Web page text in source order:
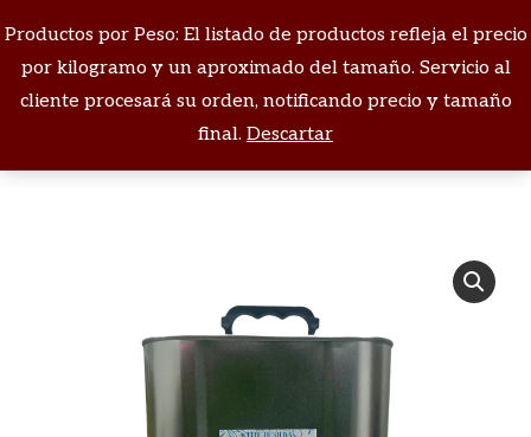
Productos por Peso: El listado de productos refleja el precio
por kilogramo y un aproximado del tamaño. Servicio al
cliente procesará su orden, notificando precio y tamaño
final. Descartar
Buscar:
Estás aquí: